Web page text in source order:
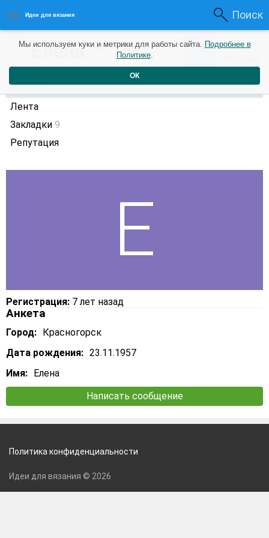
Идеи для вязания Поиск
Елена7 лет назад 0 0
Профиль
Лента
Закладки 9
Репутация
Регистрация: 7 лет назад
Анкета
Город: Красногорск
Дата рождения: 23.11.1957
Имя: Елена
Написать сообщение
Мы используем куки и метрики для работы сайта. Подробнее в
Политике.
ОК
Политика конфиденциальности
Идеи для вязания © 2026